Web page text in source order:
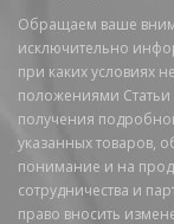
Обращаем ваше
исключительно
при каких условиях
положениями Статьи
получения
указанных товаров,
понимание и на
сотрудничества и
право вносить